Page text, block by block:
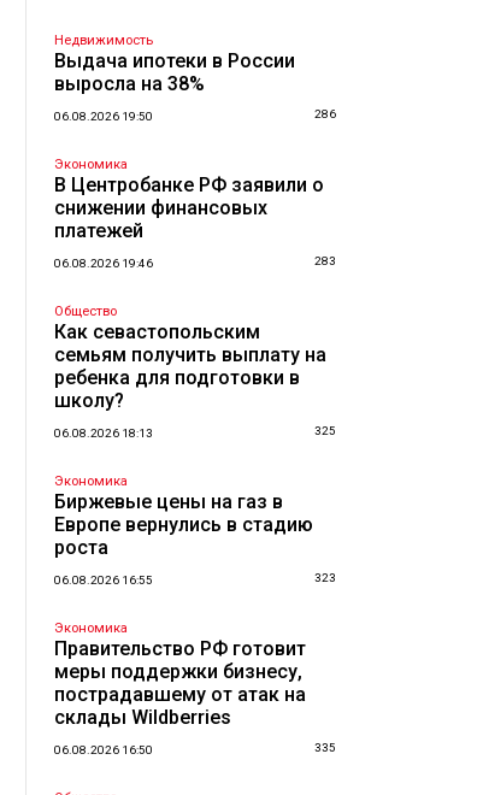
Недвижимость
Выдача ипотеки в России
выросла на 38%
06.08.2026 19:50 286
Экономика
В Центробанке РФ заявили о
снижении финансовых
платежей
06.08.2026 19:46 283
Общество
Как севастопольским
семьям получить выплату на
ребенка для подготовки в
школу?
06.08.2026 18:13 325
Экономика
Биржевые цены на газ в
Европе вернулись в стадию
роста
06.08.2026 16:55 323
Экономика
Правительство РФ готовит
меры поддержки бизнесу,
пострадавшему от атак на
склады Wildberries
06.08.2026 16:50 335